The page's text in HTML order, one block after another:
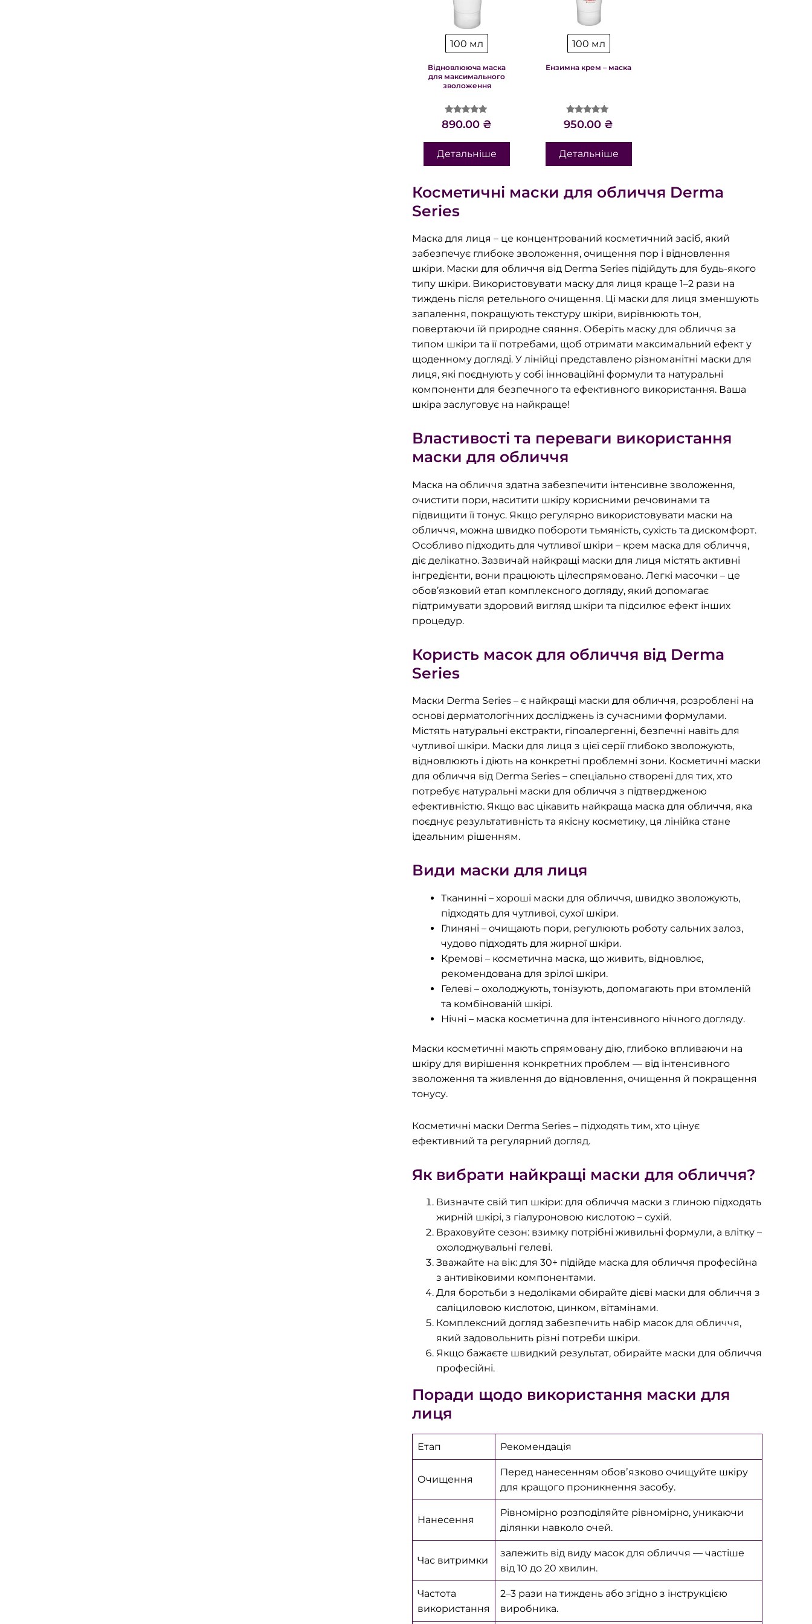
100 мл
Відновлююча маска
для максимального
зволоження
Оцінено в
5.00
890.00 ₴
Детальніше
100 мл
Ензимна крем – маска
Оцінено в
5.00
950.00 ₴
Детальніше
Косметичні маски для обличчя Derma
Series
Маска для лиця – це концентрований косметичний засіб, який
забезпечує глибоке зволоження, очищення пор і відновлення
шкіри. Маски для обличчя від Derma Series підійдуть для будь-якого
типу шкіри. Використовувати маску для лиця краще 1–2 рази на
тиждень після ретельного очищення. Ці маски для лиця зменшують
запалення, покращують текстуру шкіри, вирівнюють тон,
повертаючи їй природне сяяння. Оберіть маску для обличчя за
типом шкіри та її потребами, щоб отримати максимальний ефект у
щоденному догляді. У лінійці представлено різноманітні маски для
лиця, які поєднують у собі інноваційні формули та натуральні
компоненти для безпечного та ефективного використання. Ваша
шкіра заслуговує на найкраще!
Властивості та переваги використання
маски для обличчя
Маска на обличчя здатна забезпечити інтенсивне зволоження,
очистити пори, наситити шкіру корисними речовинами та
підвищити її тонус. Якщо регулярно використовувати маски на
обличчя, можна швидко побороти тьмяність, сухість та дискомфорт.
Особливо підходить для чутливої шкіри – крем маска для обличчя,
діє делікатно. Зазвичай найкращі маски для лиця містять активні
інгредієнти, вони працюють цілеспрямовано. Легкі масочки – це
обов’язковий етап комплексного догляду, який допомагає
підтримувати здоровий вигляд шкіри та підсилює ефект інших
процедур.
Користь масок для обличчя від Derma
Series
Маски Derma Series – є найкращі маски для обличчя, розроблені на
основі дерматологічних досліджень із сучасними формулами.
Містять натуральні екстракти, гіпоалергенні, безпечні навіть для
чутливої шкіри. Маски для лиця з цієї серії глибоко зволожують,
відновлюють і діють на конкретні проблемні зони. Косметичні маски
для обличчя від Derma Series – спеціально створені для тих, хто
потребує натуральні маски для обличчя з підтвердженою
ефективністю. Якщо вас цікавить найкраща маска для обличчя, яка
поєднує результативність та якісну косметику, ця лінійка стане
ідеальним рішенням.
Види маски для лиця
Тканинні – хороші маски для обличчя, швидко зволожують,
підходять для чутливої, сухої шкіри.
Глиняні – очищають пори, регулюють роботу сальних залоз,
чудово підходять для жирної шкіри.
Кремові – косметична маска, що живить, відновлює,
рекомендована для зрілої шкіри.
Гелеві – охолоджують, тонізують, допомагають при втомленій
та комбінованій шкірі.
Нічні – маска косметична для інтенсивного нічного догляду.
Маски косметичні мають спрямовану дію, глибоко впливаючи на
шкіру для вирішення конкретних проблем — від інтенсивного
зволоження та живлення до відновлення, очищення й покращення
тонусу.
Косметичні маски Derma Series – підходять тим, хто цінує
ефективний та регулярний догляд.
Як вибрати найкращі маски для обличчя?
Визначте свій тип шкіри: для обличчя маски з глиною підходять
жирній шкірі, з гіалуроновою кислотою – сухій.
Враховуйте сезон: взимку потрібні живильні формули, а влітку –
охолоджувальні гелеві.
Зважайте на вік: для 30+ підійде маска для обличчя професійна
з антивіковими компонентами.
Для боротьби з недоліками обирайте дієві маски для обличчя з
саліциловою кислотою, цинком, вітамінами.
Комплексний догляд забезпечить набір масок для обличчя,
який задовольнить різні потреби шкіри.
Якщо бажаєте швидкий результат, обирайте маски для обличчя
професійні.
Поради щодо використання маски для
лиця
Етап Рекомендація
Очищення
Перед нанесенням обовʼязково очищуйте шкіру
для кращого проникнення засобу.
Нанесення
Рівномірно розподіляйте рівномірно, уникаючи
ділянки навколо очей.
Час витримки
залежить від виду масок для обличчя — частіше
від 10 до 20 хвилин.
Частота
використання
2–3 рази на тиждень або згідно з інструкцією
виробника.